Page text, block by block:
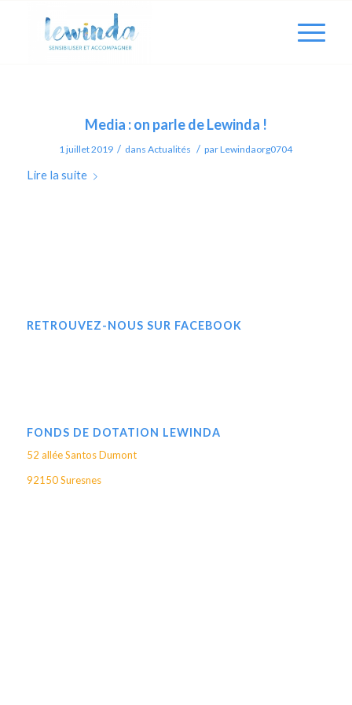
Media : on parle de Lewinda !
1 juillet 2019 / dansActualités / parLewindaorg0704
Lire la suite
RETROUVEZ-NOUS SUR FACEBOOK
FONDS DE DOTATION LEWINDA
52 allée Santos Dumont
92150 Suresnes